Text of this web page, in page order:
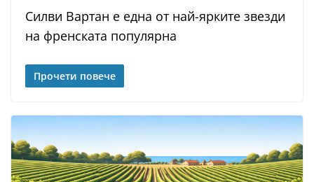
Силви Вартан е една от най-ярките звезди
на френската популярна
Прочети повече